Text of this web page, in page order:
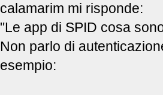
calamarim mi risponde:
"Le app di SPID cosa
Non parlo di
esempio: